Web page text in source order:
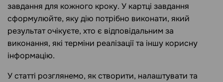
завдання для кожного кроку. У картці завдання
сформулюйте, яку дію потрібно виконати, який
результат очікуєте, хто є відповідальним за
виконання, які терміни реалізації та іншу корисну
інформацію.
У статті розглянемо, як створити, налаштувати та